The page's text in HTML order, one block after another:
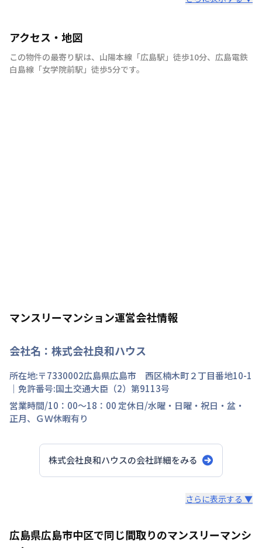
アクセス・地図
この物件の最寄り駅は、 山陽本線 「広島駅 」 徒歩10分、 広島電鉄
白島線 「女学院前駅 」 徒歩5分です。
マンスリーマンション運営会社情報
会社名： 株式会社良和ハウス
所在地:〒7330002広島県広島市 西区楠木町２丁目番地10-1
｜免許番号:国土交通大臣（2）第9113号
営業時間/10：00～18：00 定休日/水曜・日曜・祝日・盆・
正月、ＧＷ休暇有り
株式会社良和ハウスの会社詳細をみる
広島のマンスリーマンション“エールマンスリー広島”は、
中国地方で管理物件戸数 NO.1の良和ハウスが運営展開す
さらに表示する ▼
広島県広島市中区で同じ間取りのマンスリーマンシ